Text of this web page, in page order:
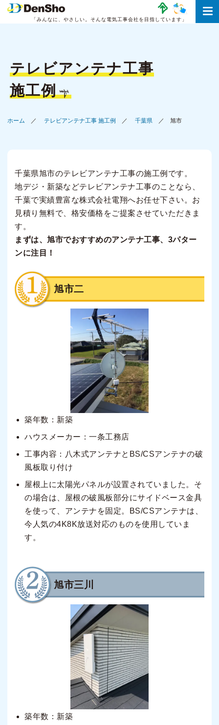
「みんなに、やさしい。 そんな電気工事会社を目指しています」
テレビアンテナ工事
施工例
ホーム テレビアンテナ工事 施工例 千葉県 旭市
千葉県旭市のテレビアンテナ工事の施工例です。
地デジ・新築などテレビアンテナ工事のことなら、
千葉で実績豊富な株式会社電翔へお任せ下さい。お
見積り無料で、格安価格をご提案させていただきま
す。
まずは、旭市でおすすめのアンテナ工事、3パター
ンに注目！
旭市二
築年数：新築
ハウスメーカー：一条工務店
工事内容：八木式アンテナとBS/CSアンテナの破
風板取り付け
屋根上に太陽光パネルが設置されていました。そ
の場合は、屋根の破風板部分にサイドベース金具
を使って、アンテナを固定。BS/CSアンテナは、
今人気の4K8K放送対応のものを使用していま
す。
旭市三川
築年数：新築